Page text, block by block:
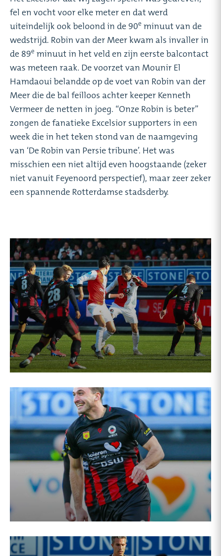
fel en vocht voor elke meter en dat werd
uiteindelijk ook beloond in de 90e minuut van de
wedstrijd. Robin van der Meer kwam als invaller in
de 89e minuut in het veld en zijn eerste balcontact
was meteen raak. De voorzet van Mounir El
Hamdaoui belandde op de voet van Robin van der
Meer die de bal feilloos achter keeper Kenneth
Vermeer de netten in joeg. “Onze Robin is beter”
zongen de fanatieke Excelsior supporters in een
week die in het teken stond van de naamgeving
van ‘De Robin van Persie tribune’. Het was
misschien een niet altijd even hoogstaande (zeker
niet vanuit Feyenoord perspectief), maar zeer zeker
een spannende Rotterdamse stadsderby.